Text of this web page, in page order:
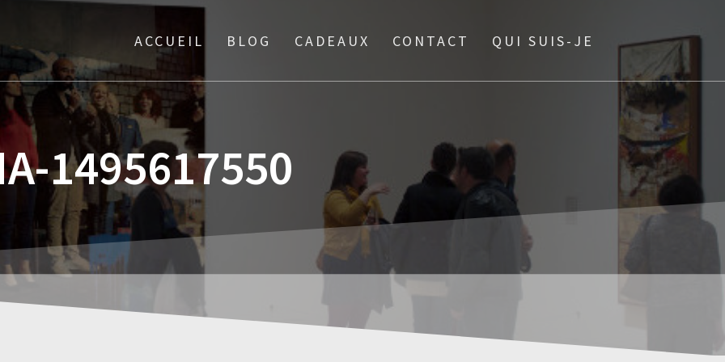
ACCUEIL BLOG CADEAUX CONTACT QUI SUIS-JE
1495617550